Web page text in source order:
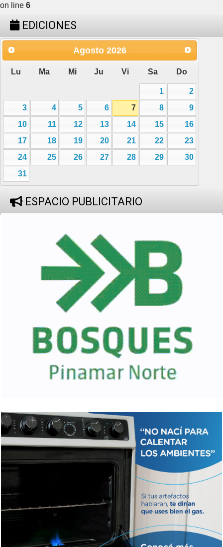
on line 6
EDICIONES
Agosto 2026
Lu Ma Mi Ju Vi Sa Do
1
2
3
4 5 6 7 8
9
10
11 12 13 14 15
16
17
18 19 20 21 22
23
24
25 26 27 28 29
30
31
ESPACIO PUBLICITARIO